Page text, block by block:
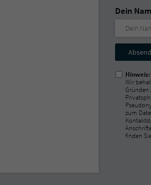
Dein
Nicht
Hinweis:
Wir
Gründen
zum
finden